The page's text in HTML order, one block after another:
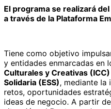
El programa se realizará
a través de la Plataforma
Tiene como objetivo
y entidades enmarcadas en
Culturales y Creativas
Solidaria (ESS), mediante la
retos, oportunidades
ideas de negocio. A partir